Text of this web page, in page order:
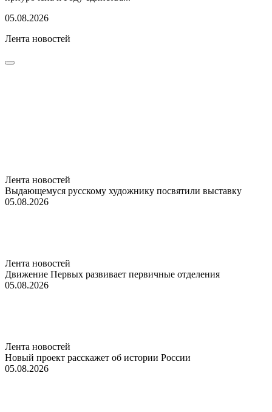
05.08.2026
Лента новостей
Лента новостей
Выдающемуся русскому художнику посвятили выставку
05.08.2026
Лента новостей
Движение Первых развивает первичные отделения
05.08.2026
Лента новостей
Новый проект расскажет об истории России
05.08.2026